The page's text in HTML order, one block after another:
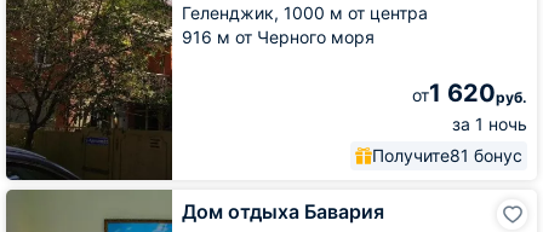
Геленджик, 1000 м от центра
916 м от Черного моря
от1 620руб.
за 1 ночь
Получите81 бонус
Дом отдыха Бавария
Дом